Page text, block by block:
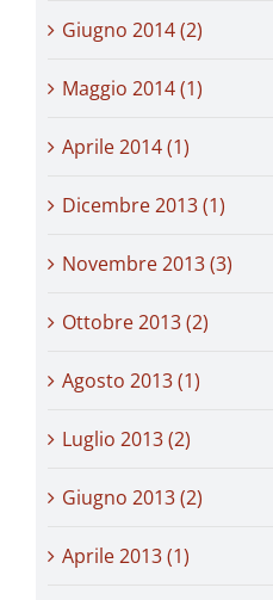
Giugno 2014 (2)
Maggio 2014 (1)
Aprile 2014 (1)
Dicembre 2013 (1)
Novembre 2013 (3)
Ottobre 2013 (2)
Agosto 2013 (1)
Luglio 2013 (2)
Giugno 2013 (2)
Aprile 2013 (1)